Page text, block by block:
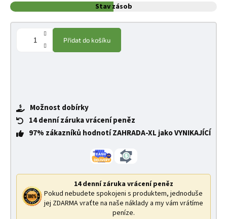
Stav zásob
Přidat do košíku
Možnost dobírky
14 denní záruka vrácení peněz
97% zákazníků hodnotí ZAHRADA-XL jako VYNIKAJÍCÍ
14 denní záruka vrácení peněz
Pokud nebudete spokojeni s produktem, jednoduše
jej ZDARMA vraťte na naše náklady a my vám vrátíme
peníze.